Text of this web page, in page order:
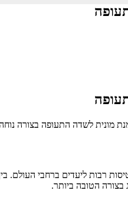
מונית לשדה התעופה בצורה
רבות ליעדים ברחבי
בצורה הטובה ביותר.